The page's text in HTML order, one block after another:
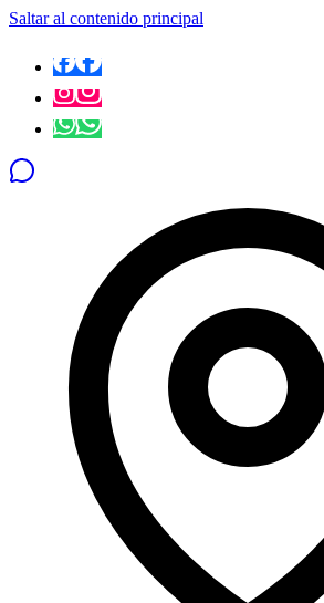
Saltar al contenido principal